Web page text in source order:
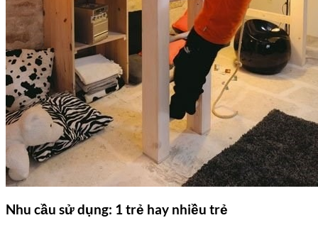
Nhu cầu sử dụng: 1 trẻ hay nhiều trẻ